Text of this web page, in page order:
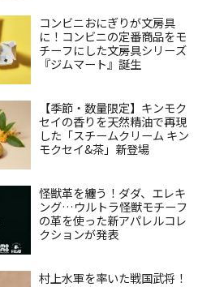
コンビニおにぎりが文房具
に！コンビニの定番商品をモ
チーフにした文房具シリーズ
『ジムマート』誕生
【季節・数量限定】キンモク
セイの香りを天然精油で再現
した「スチームクリーム キン
モクセイ&茶」新登場
怪獣革を纏う！ダダ、エレキ
ング…ウルトラ怪獣モチーフ
の革を使った新アパレルコレ
クションが発表
村上水軍を率いた戦国武将！